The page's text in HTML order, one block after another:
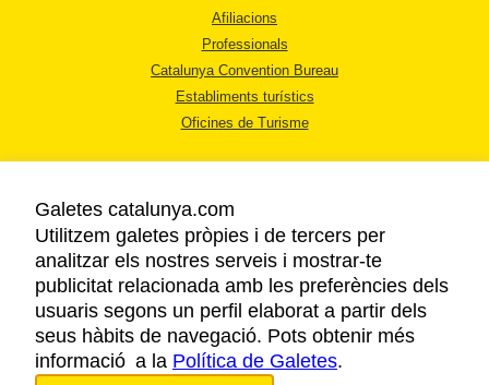
Afiliacions
Professionals
Catalunya Convention Bureau
Establiments turístics
Oficines de Turisme
AVÍS LEGAL
POLÍTICA DE PRIVACITAT
COOKIES
ACCESSIBILITAT
Galetes catalunya.com
Utilitzem galetes pròpies i de tercers per
analitzar els nostres serveis i mostrar-te
publicitat relacionada amb les preferències dels
usuaris segons un perfil elaborat a partir dels
seus hàbits de navegació. Pots obtenir més
informació a la Política de Galetes.